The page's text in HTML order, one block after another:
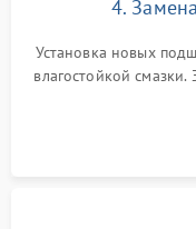
4.
Установка новых
влагостойкой
или